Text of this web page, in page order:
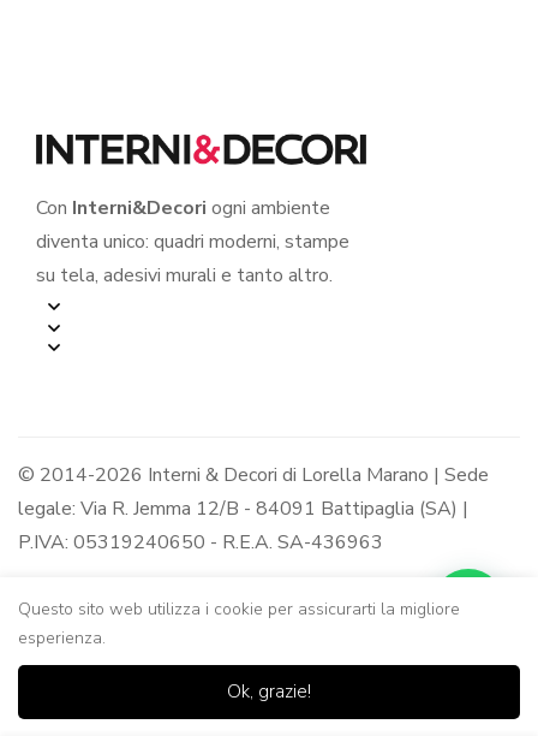
Con Interni&Decori ogni ambiente
diventa unico: quadri moderni, stampe
su tela, adesivi murali e tanto altro.
© 2014-2026 Interni & Decori di Lorella Marano | Sede
legale: Via R. Jemma 12/B - 84091 Battipaglia (SA) |
P.IVA: 05319240650 - R.E.A. SA-436963
Questo sito web utilizza i cookie per assicurarti la migliore
esperienza.
Ok, grazie!
Casa Negozio
0
Lista dei Carrello Ricerca